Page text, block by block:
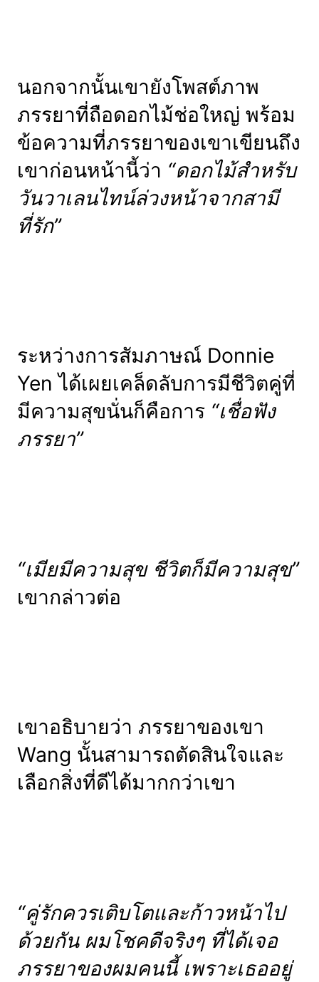
นอกจากนั้นเขายังโพสต์ภาพ
ภรรยาที่ถือดอกไม้ช่อใหญ่ พร้อม
ข้อความที่ภรรยาของเขาเขียนถึง
เขาก่อนหน้านี้ว่า “ดอกไม้สำหรับ
วันวาเลนไทน์ล่วงหน้าจากสามี
ที่รัก”
ระหว่างการสัมภาษณ์ Donnie
Yen ได้เผยเคล็ดลับการมีชีวิตคู่ที่
มีความสุขนั่นก็คือการ “เชื่อฟัง
ภรรยา”
“เมียมีความสุข ชีวิตก็มีความสุข”
เขากล่าวต่อ
เขาอธิบายว่า ภรรยาของเขา
Wang นั้นสามารถตัดสินใจและ
เลือกสิ่งที่ดีได้มากกว่าเขา
“คู่รักควรเติบโตและก้าวหน้าไป
ด้วยกัน ผมโชคดีจริงๆ ที่ได้เจอ
ภรรยาของผมคนนี้ เพราะเธออยู่